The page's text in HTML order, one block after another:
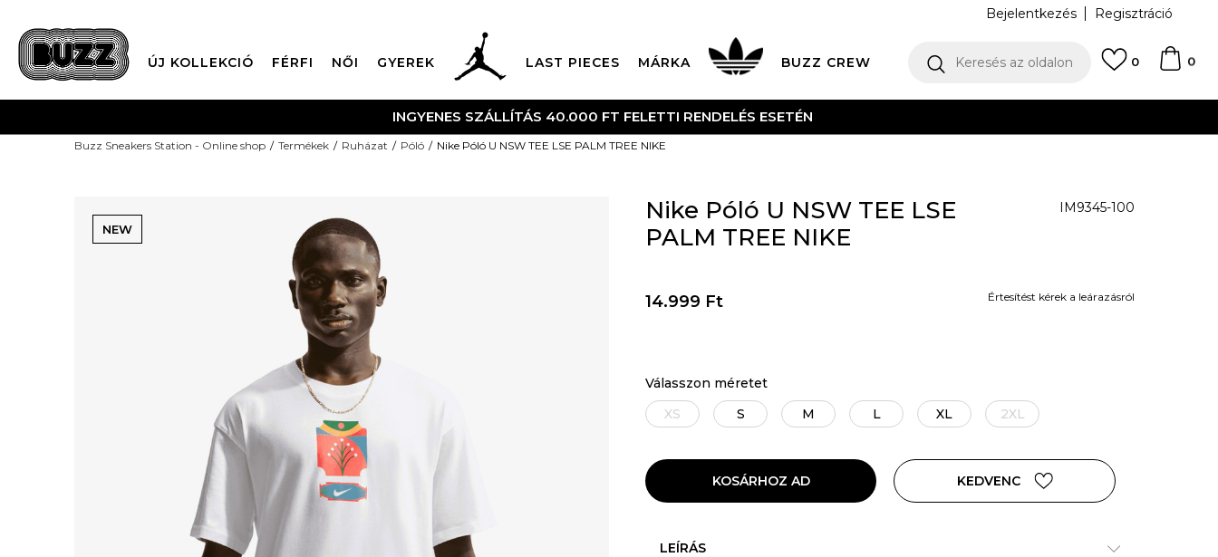
Bejelentkezés Regisztráció
ÚJ KOLLEKCIÓ FÉRFI NŐI GYEREK LAST PIECES MÁRKA BUZZ CREW Keresés az oldalon 0
0
INGYENES SZÁLLÍTÁS 40.000 FT FELETTI RENDELÉS ESETÉN
Buzz Sneakers Station - Online shop Termékek Ruházat Póló Nike Póló U NSW TEE LSE PALM TREE NIKE
NEW
Nike Póló U NSW TEE LSE
PALM TREE NIKE
IM9345-100
14.999 Ft Értesítést kérek a leárazásról
Válasszon méretet
XS
S M L XL 2XL
KOSÁRHOZ AD KEDVENC
LEÍRÁS